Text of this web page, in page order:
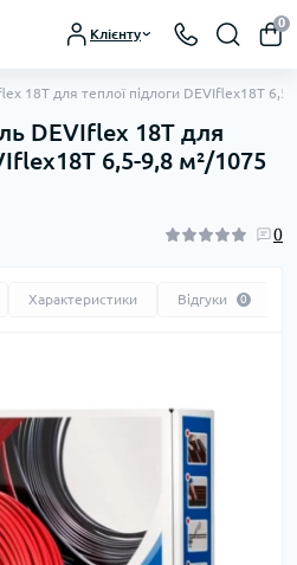
Клієнту
0
18T для теплої підлоги DEVIflex18T
DEVIflex 18T для
6,5-9,8 м²/1075
0
Характеристики Відгуки 0